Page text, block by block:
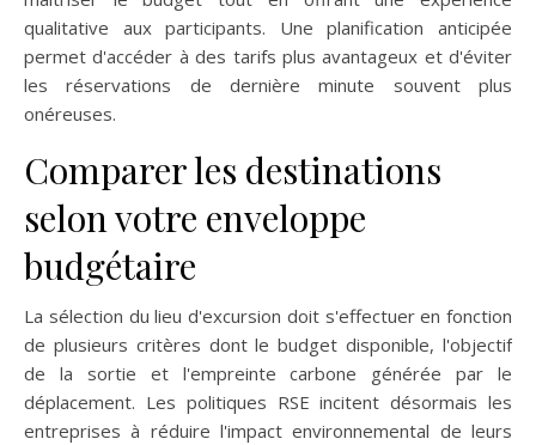
qualitative aux participants. Une planification anticipée
permet d'accéder à des tarifs plus avantageux et d'éviter
les réservations de dernière minute souvent plus
onéreuses.
Comparer les destinations
selon votre enveloppe
budgétaire
La sélection du lieu d'excursion doit s'effectuer en fonction
de plusieurs critères dont le budget disponible, l'objectif
de la sortie et l'empreinte carbone générée par le
déplacement. Les politiques RSE incitent désormais les
entreprises à réduire l'impact environnemental de leurs